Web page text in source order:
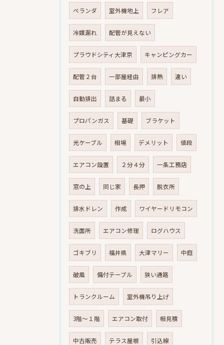
ベランダ 室外機地上 フレア
冷媒漏れ 配管が見えない
プラウドシティ大津京 キャンピングカー
配管２台 一部屋経由 排熱 違い
自動排出 詰まる 最小
プロパンガス 基礎 ブラケット
光ケーブル 相場 デメリット 値段
エアコン設置 ２分４分 一条工務店
窓の上 同じ家 長押 脱衣所
排水ドレン 作成 ワイヤードリモコン
洗面所 エアコン修理 ログハウス
ゴキブリ 福井県 大津マリー 中庭
破風 備付テーブル 狭い通路
トランクルーム 室外機吊り上げ
3階～１階 エアコン取付 相見積
中古販売 テラス屋根 引込線